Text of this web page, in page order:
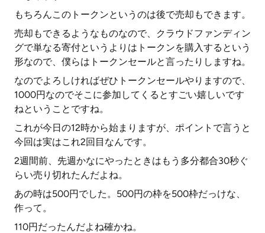
もちろんこのトークンというのは後で売却もできます。
売却もできるようなものなので、クラウドファンディン
グで単なる寄付というよりはトークンを購入するという
形なので、僕らはトークンセールと言ったりしますね。
なのでよろしければぜひトークンセールやりますので、
1000円なのでそこに参加してくるとすごい嬉しいです
ねということですね。
これが今日の12時から始まりますが、ポイントで言うと
今回は実はこれ2回目なんです。
2週間前、先週かなにやったときはもう多分都合30秒ぐ
らい売り切れたんだよね。
あの時は500円でした。500円の枠を500枠だっけな、
作って。
110円だったんだよね確かね。